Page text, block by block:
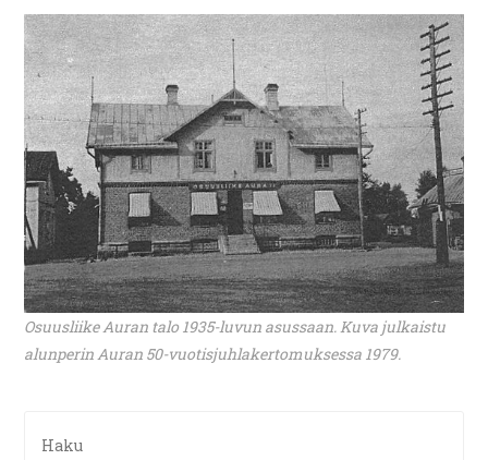
Osuusliike Auran talo 1935-luvun asussaan. Kuva julkaistu
alunperin Auran 50-vuotisjuhlakertomuksessa 1979.